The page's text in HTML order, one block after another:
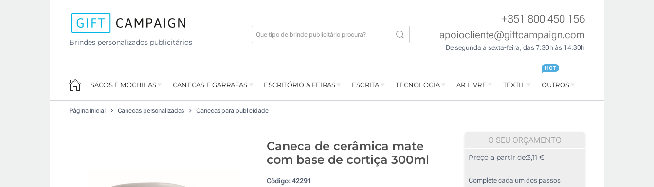
Brindes personalizados publicitários
+351 800 450 156
apoiocliente@giftcampaign.com
De segunda a sexta-feira, das 7:30h às 14:30h
SACOS E MOCHILAS CANECAS E GARRAFAS ESCRITÓRIO & FEIRAS ESCRITA TECNOLOGIA AR LIVRE TÊXTIL OUTROS
HOT
Página Inicial Canecas personalizadas Canecas para publicidade
Caneca de cerâmica mate
com base de cortiça 300ml
Código:42291
O SEU ORÇAMENTO
Preço a partir de:3,11 €
Complete cada um dos passos